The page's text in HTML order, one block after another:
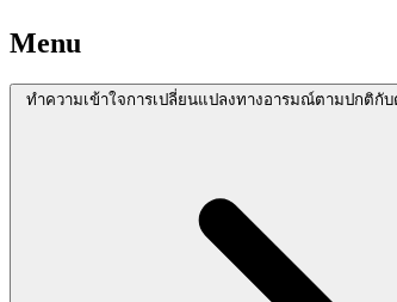
Menu
ทำความเข้าใจการเปลี่ยนแปลงทางอารมณ์ตามปกติกั